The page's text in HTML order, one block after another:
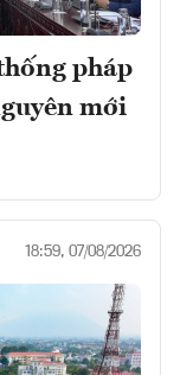
pháp
mới
18:59, 07/08/2026